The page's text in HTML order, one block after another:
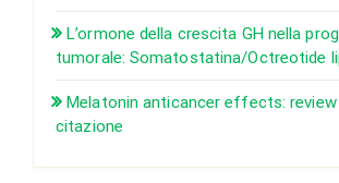
L’ormone della crescita GH nella
tumorale: Somatostatina/Octreotide
Melatonin anticancer effects:
citazione